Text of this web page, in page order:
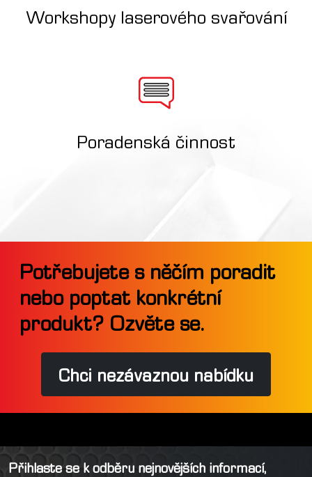
Workshopy laserového svařování
Poradenská činnost
Potřebujete s něčím poradit
nebo poptat konkrétní
produkt? Ozvěte se.
Chci nezávaznou nabídku
Přihlaste se k odběru nejnovějších informací,